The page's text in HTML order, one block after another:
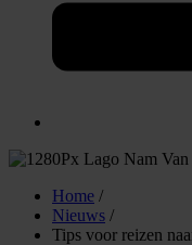
Home /
Nieuws /
Tips voor reizen